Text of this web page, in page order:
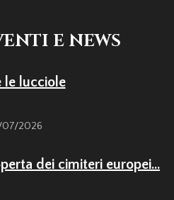
E NEWS
le lucciole
07/2026
dei cimiteri europei...